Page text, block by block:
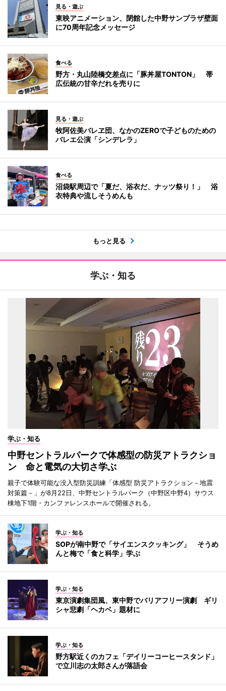
見る・遊ぶ
東映アニメーション、閉館した中野サンプラザ壁面
に70周年記念メッセージ
食べる
野方・丸山陸橋交差点に「豚丼屋TONTON」 帯
広伝統の甘辛だれを売りに
見る・遊ぶ
牧阿佐美バレヱ団、なかのZEROで子どものための
バレエ公演「シンデレラ」
食べる
沼袋駅周辺で「夏だ、浴衣だ、ナッツ祭り！」 浴
衣特典や流しそうめんも
もっと見る
学ぶ・知る
学ぶ・知る
中野セントラルパークで体感型の防災アトラクショ
ン 命と電気の大切さ学ぶ
親子で体験可能な没入型防災訓練「体感型 防災アトラクション－地震
対策篇－」が8月22日、中野セントラルパーク（中野区中野4）サウス
棟地下1階・カンファレンスホールで開催される。
学ぶ・知る
SOPが南中野で「サイエンスクッキング」 そうめ
んと梅で「食と科学」学ぶ
学ぶ・知る
東京演劇集団風、東中野でバリアフリー演劇 ギリ
シャ悲劇「ヘカベ」題材に
学ぶ・知る
野方駅近くのカフェ「デイリーコーヒースタンド」
で立川志の太郎さんが落語会